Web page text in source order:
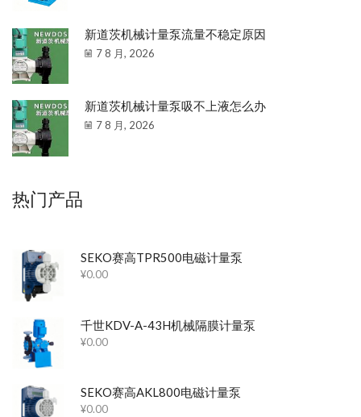
新道茨机械计量泵流量不稳定原因
7 8 月, 2026
新道茨机械计量泵吸不上液怎么办
7 8 月, 2026
热门产品
SEKO赛高TPR500电磁计量泵
¥0.00
千世KDV-A-43H机械隔膜计量泵
¥0.00
SEKO赛高AKL800电磁计量泵
¥0.00